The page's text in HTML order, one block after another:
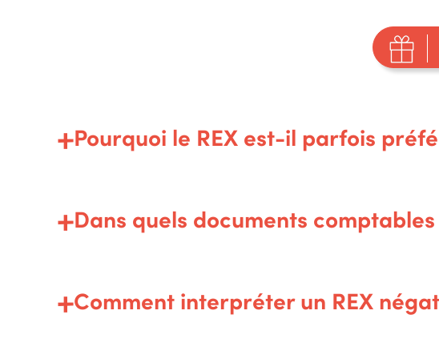
Pourquoi le REX est-il parfois
Dans quels documents
Comment interpréter un REX